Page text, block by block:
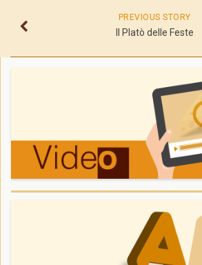
PREVIOUS STORY
Il Platò delle Feste